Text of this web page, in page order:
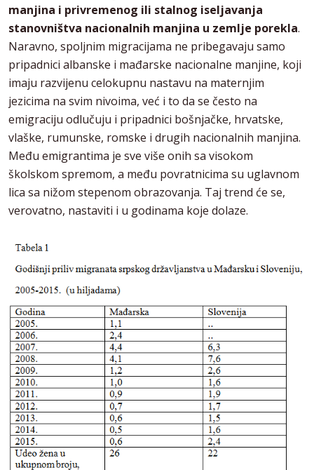
manjina i privremenog ili stalnog iseljavanja
stanovništva nacionalnih manjina u zemlje porekla.
Naravno, spoljnim migracijama ne pribegavaju samo
pripadnici albanske i mađarske nacionalne manjine, koji
imaju razvijenu celokupnu nastavu na maternjim
jezicima na svim nivoima, već i to da se često na
emigraciju odlučuju i pripadnici bošnjačke, hrvatske,
vlaške, rumunske, romske i drugih nacionalnih manjina.
Među emigrantima je sve više onih sa visokom
školskom spremom, a među povratnicima su uglavnom
lica sa nižom stepenom obrazovanja. Taj trend će se,
verovatno, nastaviti i u godinama koje dolaze.